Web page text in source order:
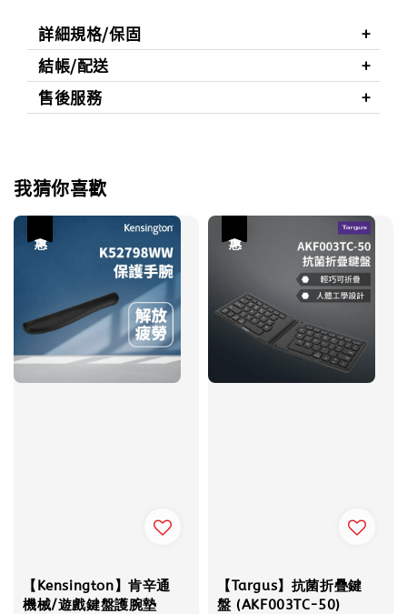
詳細規格/保固
結帳/配送
售後服務
我猜你喜歡
【Kensington】肯辛通
機械/遊戲鍵盤護腕墊
【Targus】抗菌折疊鍵
盤 (AKF003TC-50)